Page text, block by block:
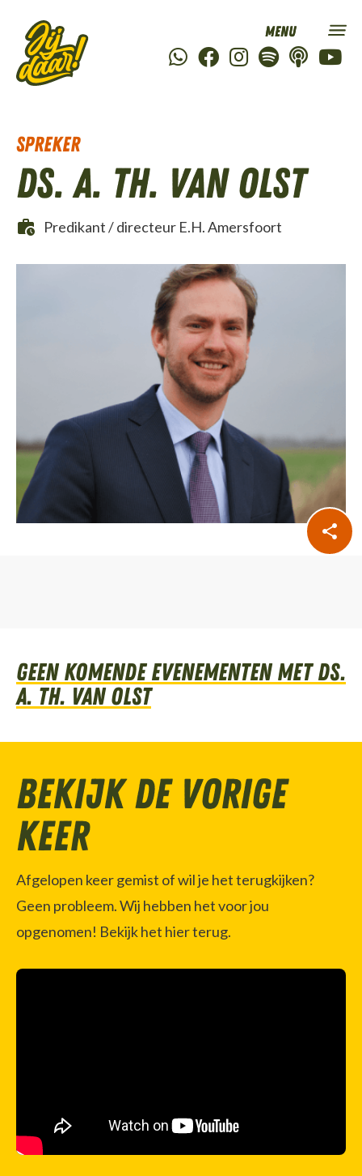
Spreker
Ds. A. TH. van Olst
Predikant / directeur E.H. Amersfoort
Geen komende evenementen met Ds.
A. TH. van Olst
Bekijk de vorige
keer
Afgelopen keer gemist of wil je het terugkijken?
Geen probleem. Wij hebben het voor jou
opgenomen! Bekijk het hier terug.